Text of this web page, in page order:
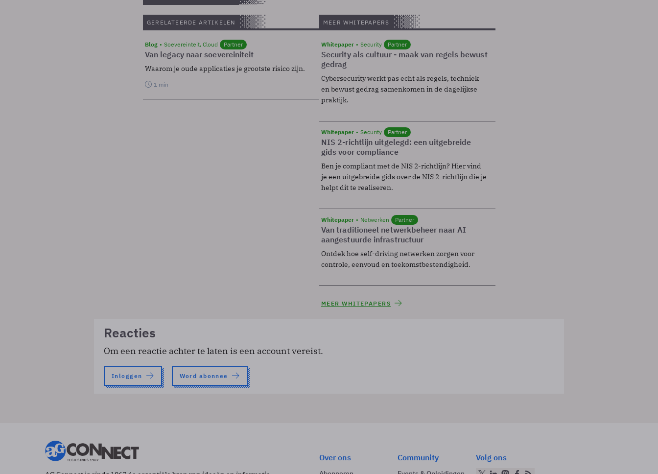
GERELATEERDE ARTIKELEN
Blog Soevereinteit, Cloud Partner
Van legacy naar soevereiniteit
Waarom je oude applicaties je grootste risico zijn.
1 min
MEER WHITEPAPERS
Whitepaper Security Partner
Security als cultuur - maak van regels bewust
gedrag
Cybersecurity werkt pas echt als regels, techniek
en bewust gedrag samenkomen in de dagelijkse
praktijk.
Whitepaper Security Partner
NIS 2-richtlijn uitgelegd: een uitgebreide
gids voor compliance
Ben je compliant met de NIS 2-richtlijn? Hier vind
je een uitgebreide gids over de NIS 2-richtlijn die je
helpt dit te realiseren.
Whitepaper Netwerken Partner
Van traditioneel netwerkbeheer naar AI
aangestuurde infrastructuur
Ontdek hoe self-driving netwerken zorgen voor
controle, eenvoud en toekomstbestendigheid.
MEER WHITEPAPERS
Reacties
Om een reactie achter te laten is een account vereist.
Inloggen Word abonnee
Over ons Community Volg ons